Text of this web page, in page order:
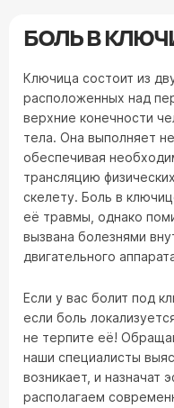
БОЛЬ В
Ключица состоит из
расположенных над
верхние конечности
тела. Она выполняет
обеспечивая
трансляцию
скелету. Боль в
её травмы, однако
вызвана болезнями
двигательного
Если у вас болит под
если боль
не терпите её!
наши специалисты
возникает, и назначат
располагаем